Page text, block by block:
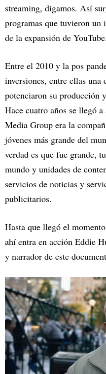
streaming, digamos. Así
programas que tuvieron
de la expansión de YouTube.
Entre el 2010 y la pos
inversiones, entre ellas
potenciaron su producción
Hace cuatro años se llegó
Media Group era la
jóvenes más grande del
verdad es que fue grande,
mundo y unidades de
servicios de noticias y
publicitarios.
Hasta que llegó el
ahí entra en acción Eddie
y narrador de este